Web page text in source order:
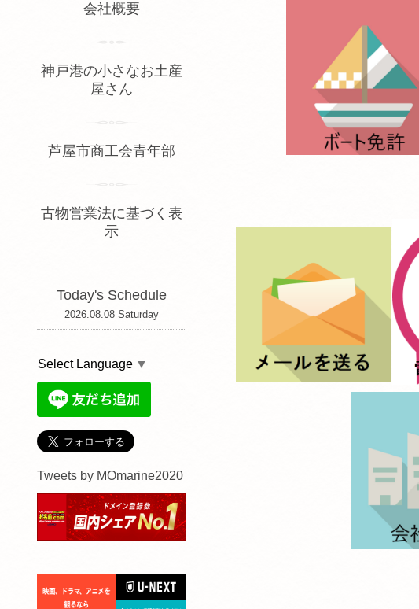
会社概要
神戸港の小さなお土産
屋さん
芦屋市商工会青年部
古物営業法に基づく表
示
Today's Schedule
2026.08.08 Saturday
Select Language ▼
Tweets by MOmarine2020